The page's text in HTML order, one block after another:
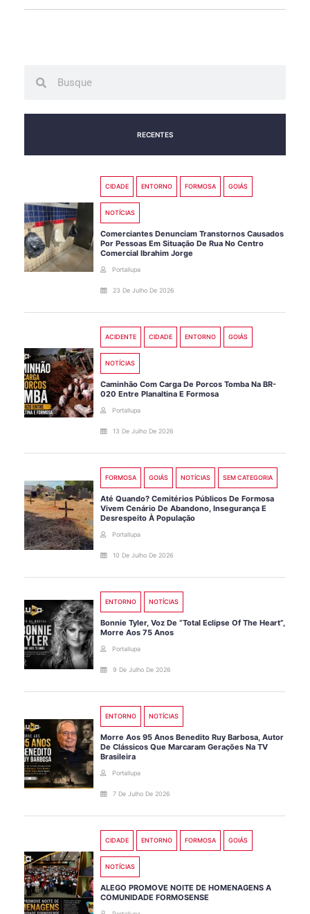
RECENTES
CIDADE ENTORNO FORMOSA GOIÁS
NOTÍCIAS
Comerciantes Denunciam Transtornos Causados
Por Pessoas Em Situação De Rua No Centro
Comercial Ibrahim Jorge
Portallupa
23 De Julho De 2026
ACIDENTE CIDADE ENTORNO GOIÁS
NOTÍCIAS
Caminhão Com Carga De Porcos Tomba Na BR-
020 Entre Planaltina E Formosa
Portallupa
13 De Julho De 2026
FORMOSA GOIÁS NOTÍCIAS SEM CATEGORIA
Até Quando? Cemitérios Públicos De Formosa
Vivem Cenário De Abandono, Insegurança E
Desrespeito À População
Portallupa
10 De Julho De 2026
ENTORNO NOTÍCIAS
Bonnie Tyler, Voz De “Total Eclipse Of The Heart”,
Morre Aos 75 Anos
Portallupa
9 De Julho De 2026
ENTORNO NOTÍCIAS
Morre Aos 95 Anos Benedito Ruy Barbosa, Autor
De Clássicos Que Marcaram Gerações Na TV
Brasileira
Portallupa
7 De Julho De 2026
CIDADE ENTORNO FORMOSA GOIÁS
NOTÍCIAS
ALEGO PROMOVE NOITE DE HOMENAGENS A
COMUNIDADE FORMOSENSE